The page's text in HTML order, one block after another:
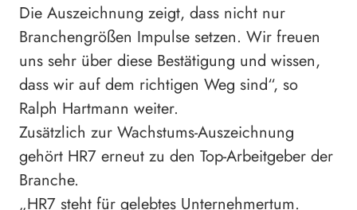
Die Auszeichnung zeigt, dass nicht nur
Branchengrößen Impulse setzen. Wir freuen
uns sehr über diese Bestätigung und wissen,
dass wir auf dem richtigen Weg sind“, so
Ralph Hartmann weiter.
Zusätzlich zur Wachstums-Auszeichnung
gehört HR7 erneut zu den Top-Arbeitgeber der
Branche.
„HR7 steht für gelebtes Unternehmertum.